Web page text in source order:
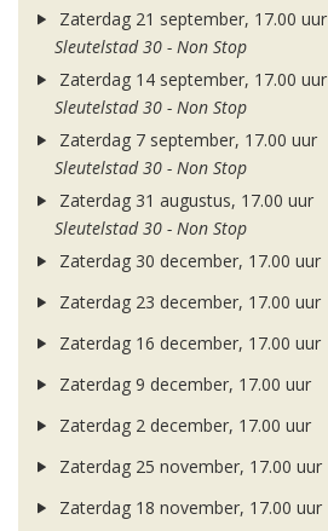
Zaterdag 21 september, 17.00 uur
Sleutelstad 30 - Non Stop
Zaterdag 14 september, 17.00 uur
Sleutelstad 30 - Non Stop
Zaterdag 7 september, 17.00 uur
Sleutelstad 30 - Non Stop
Zaterdag 31 augustus, 17.00 uur
Sleutelstad 30 - Non Stop
Zaterdag 30 december, 17.00 uur
Zaterdag 23 december, 17.00 uur
Zaterdag 16 december, 17.00 uur
Zaterdag 9 december, 17.00 uur
Zaterdag 2 december, 17.00 uur
Zaterdag 25 november, 17.00 uur
Zaterdag 18 november, 17.00 uur